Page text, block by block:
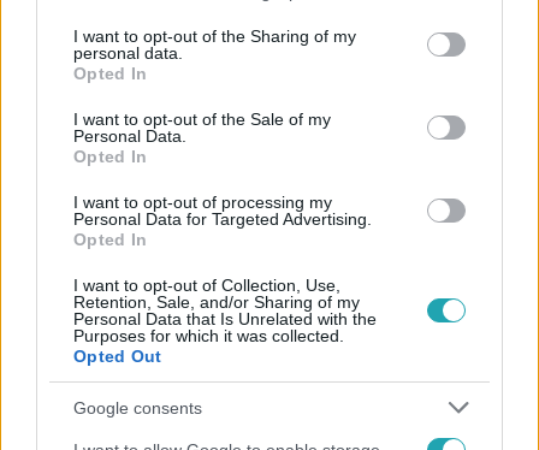
not limited to your visit or usage behaviour. You may click to
grant or deny consent to Google and its third-party tags to
use your data for below specified purposes in below Google
consent section.
I want to opt-out of the Sharing of my
personal data.
Opted In
I want to opt-out of the Sale of my
Personal Data.
Opted In
I want to opt-out of processing my
Personal Data for Targeted Advertising.
Opted In
I want to opt-out of Collection, Use,
Retention, Sale, and/or Sharing of my
Personal Data that Is Unrelated with the
Purposes for which it was collected.
Opted Out
Google consents
Népszerű